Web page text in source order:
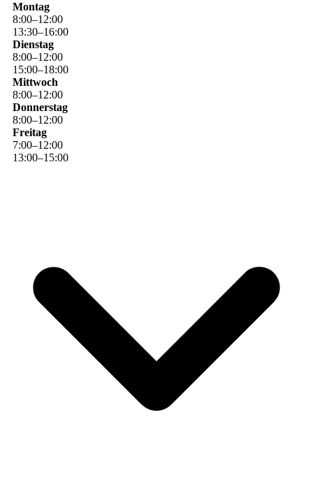
Montag
8:00–12:00
13:30–16:00
Dienstag
8:00–12:00
15:00–18:00
Mittwoch
8:00–12:00
Donnerstag
8:00–12:00
Freitag
7:00–12:00
13:00–15:00